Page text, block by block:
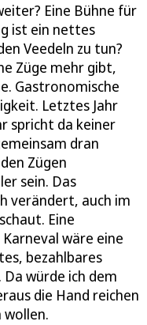
Eine Bühne für
ist ein nettes
Veedeln zu tun?
Züge mehr gibt,
Gastronomische
Letztes Jahr
spricht da keiner
dran
Zügen
sein. Das
verändert, auch im
Eine
wäre eine
bezahlbares
würde ich dem
die Hand reichen
wollen.